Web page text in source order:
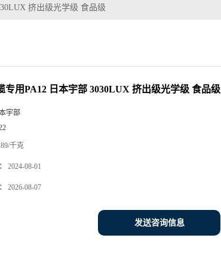
挤出级光学级 食品级
专用PA12 日本宇部 3030LUX 挤出级光学级 食品级
宇部
89/千克
2024-08-01
2026-08-07
发送咨询信息